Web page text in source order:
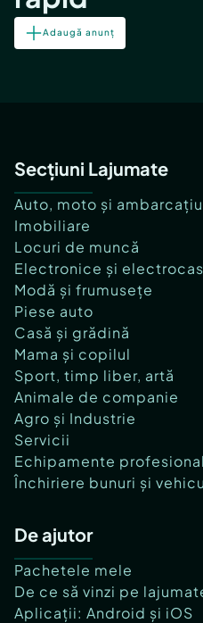
Adaugă anunț
Secțiuni Lajumate
Auto, moto și
Imobiliare
Locuri de muncă
Electronice și
Modă și frumusețe
Piese auto
Casă și grădină
Mama și copilul
Sport, timp liber, artă
Animale de companie
Agro și Industrie
Servicii
Echipamente
Închiriere bunuri și
De ajutor
Pachetele mele
De ce să vinzi pe
Aplicații: Android și iOS